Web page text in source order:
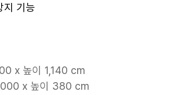
지 기능
x 높이 1,140 cm
x 높이 380 cm